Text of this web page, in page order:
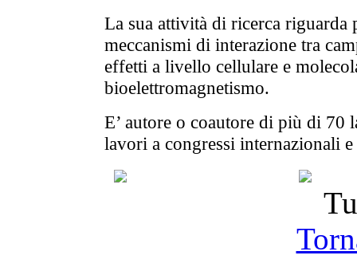
La sua attività di ricerca
meccanismi di interazione tra
effetti a livello cellulare e
bioelettromagnetismo.
E’ autore o coautore di più di
lavori a congressi internazionali